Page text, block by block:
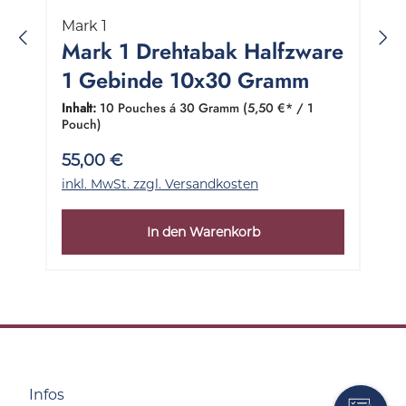
Mark 1
Mark 1 Drehtabak Halfzware
1 Gebinde 10x30 Gramm
Inhalt: 10 Pouches á 30 Gramm (5,50 €* / 1
Pouch)
55,00 €
inkl. MwSt. zzgl. Versandkosten
In den Warenkorb
Infos